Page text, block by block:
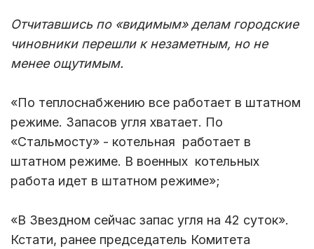
Отчитавшись по «видимым» делам городские
чиновники перешли к незаметным, но не
менее ощутимым.
«По теплоснабжению все работает в штатном
режиме. Запасов угля хватает. По
«Стальмосту» - котельная работает в
штатном режиме. В военных котельных
работа идет в штатном режиме»;
«В Звездном сейчас запас угля на 42 суток».
Кстати, ранее председатель Комитета